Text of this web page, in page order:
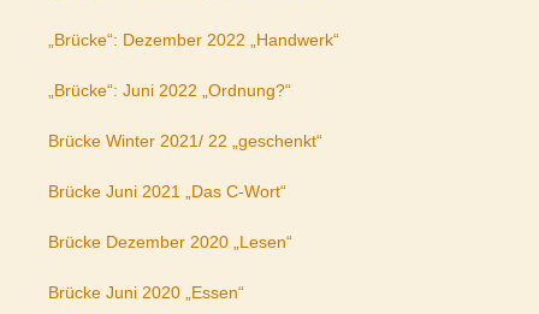
„Brücke“: Dezember 2022 „Handwerk“
„Brücke“: Juni 2022 „Ordnung?“
Brücke Winter 2021/ 22 „geschenkt“
Brücke Juni 2021 „Das C-Wort“
Brücke Dezember 2020 „Lesen“
Brücke Juni 2020 „Essen“